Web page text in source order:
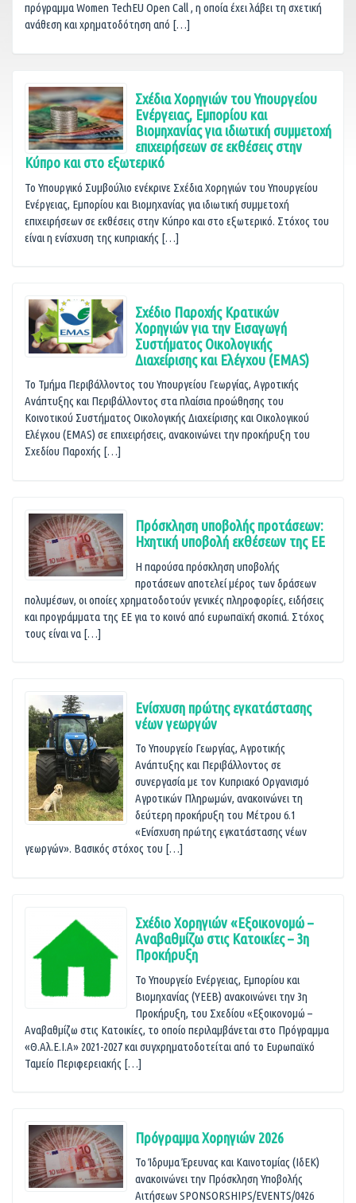
πρόγραμμα Women TechEU Open Call , η οποία έχει λάβει τη σχετική
ανάθεση και χρηματοδότηση από […]
Σχέδια Χορηγιών του Υπουργείου
Ενέργειας, Εμπορίου και
Βιομηχανίας για ιδιωτική συμμετοχή
επιχειρήσεων σε εκθέσεις στην
Κύπρο και στο εξωτερικό
Το Υπουργικό Συμβούλιο ενέκρινε Σχέδια Χορηγιών του Υπουργείου
Ενέργειας, Εμπορίου και Βιομηχανίας για ιδιωτική συμμετοχή
επιχειρήσεων σε εκθέσεις στην Κύπρο και στο εξωτερικό. Στόχος του
είναι η ενίσχυση της κυπριακής […]
Σχέδιο Παροχής Κρατικών
Χορηγιών για την Εισαγωγή
Συστήματος Οικολογικής
Διαχείρισης και Ελέγχου (EMAS)
To Τμήμα Περιβάλλοντος του Υπουργείου Γεωργίας, Αγροτικής
Ανάπτυξης και Περιβάλλοντος στα πλαίσια προώθησης του
Κοινοτικού Συστήματος Οικολογικής Διαχείρισης και Οικολογικού
Ελέγχου (EMAS) σε επιχειρήσεις, ανακοινώνει την προκήρυξη του
Σχεδίου Παροχής […]
Πρόσκληση υποβολής προτάσεων:
Ηχητική υποβολή εκθέσεων της ΕΕ
Η παρούσα πρόσκληση υποβολής
προτάσεων αποτελεί μέρος των δράσεων
πολυμέσων, οι οποίες χρηματοδοτούν γενικές πληροφορίες, ειδήσεις
και προγράμματα της ΕΕ για το κοινό από ευρωπαϊκή σκοπιά. Στόχος
τους είναι να […]
Ενίσχυση πρώτης εγκατάστασης
νέων γεωργών
Το Υπουργείο Γεωργίας, Αγροτικής
Ανάπτυξης και Περιβάλλοντος σε
συνεργασία με τον Κυπριακό Οργανισμό
Αγροτικών Πληρωμών, ανακοινώνει τη
δεύτερη προκήρυξη του Μέτρου 6.1
«Ενίσχυση πρώτης εγκατάστασης νέων
γεωργών». Βασικός στόχος του […]
Σχέδιο Χορηγιών «Εξοικονομώ –
Αναβαθμίζω στις Κατοικίες – 3η
Προκήρυξη
Το Υπουργείο Ενέργειας, Εμπορίου και
Βιομηχανίας (ΥΕΕΒ) ανακοινώνει την 3η
Προκήρυξη, του Σχεδίου «Εξοικονομώ –
Αναβαθμίζω στις Κατοικίες, το οποίο περιλαμβάνεται στο Πρόγραμμα
«Θ.Αλ.Ε.Ι.Α» 2021-2027 και συγχρηματοδοτείται από το Ευρωπαϊκό
Ταμείο Περιφερειακής […]
Πρόγραμμα Χορηγιών 2026
Το Ίδρυμα Έρευνας και Καινοτομίας (ΙδΕΚ)
ανακοινώνει την Πρόσκληση Υποβολής
Αιτήσεων SPONSORSHIPS/EVENTS/0426